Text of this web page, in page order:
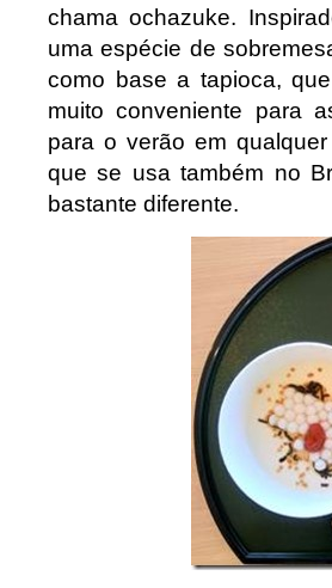
chama ochazuke.
uma espécie de
como base a tapioca,
muito conveniente para
para o verão em
que se usa também no
bastante diferente.